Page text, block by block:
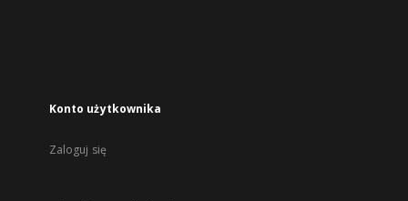
Konto użytkownika
Zaloguj się